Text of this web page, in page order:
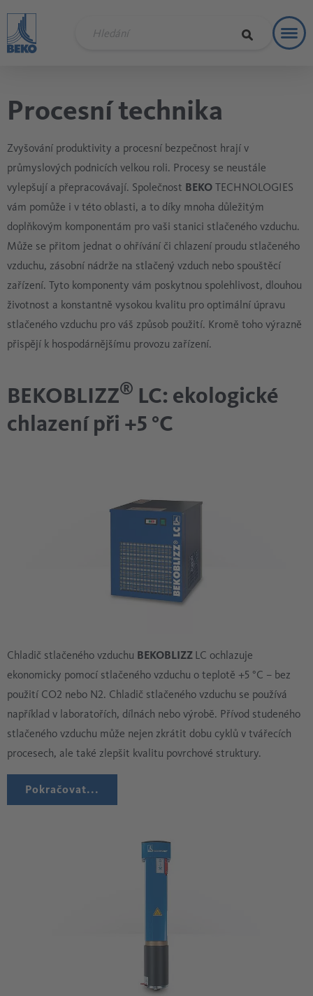
Řešení
Procesní technika
Zvyšování produktivity a procesní bezpečnost hrají v
průmyslových podnicích velkou roli. Procesy se neustále
vylepšují a přepracovávají. Společnost BEKO TECHNOLOGIES
vám pomůže i v této oblasti, a to díky mnoha důležitým
doplňkovým komponentám pro vaši stanici stlačeného vzduchu.
Může se přitom jednat o ohřívání či chlazení proudu stlačeného
vzduchu, zásobní nádrže na stlačený vzduch nebo spouštěcí
zařízení. Tyto komponenty vám poskytnou spolehlivost, dlouhou
životnost a konstantně vysokou kvalitu pro optimální úpravu
stlačeného vzduchu pro váš způsob použití. Kromě toho výrazně
přispějí k hospodárnějšímu provozu zařízení.
BEKOBLIZZ® LC: ekologické
chlazení při +5 °C
Chladič stlačeného vzduchu BEKOBLIZZ LC ochlazuje
ekonomicky pomocí stlačeného vzduchu o teplotě +5 °C – bez
použití CO2 nebo N2. Chladič stlačeného vzduchu se používá
například v laboratořích, dílnách nebo výrobě. Přívod studeného
stlačeného vzduchu může nejen zkrátit dobu cyklů v tvářecích
procesech, ale také zlepšit kvalitu povrchové struktury.
Pokračovat...